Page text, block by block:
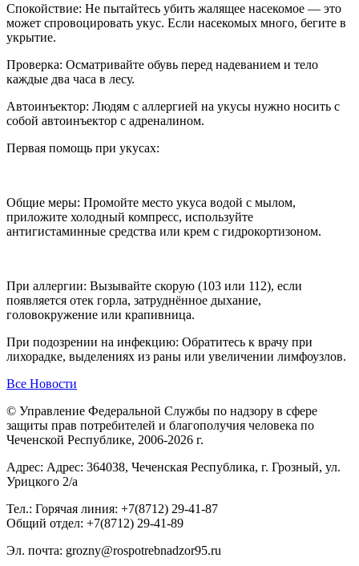
Спокойствие: Не пытайтесь убить жалящее насекомое — это
может спровоцировать укус. Если насекомых много, бегите в
укрытие.
Проверка: Осматривайте обувь перед надеванием и тело
каждые два часа в лесу.
Автоинъектор: Людям с аллергией на укусы нужно носить с
собой автоинъектор с адреналином.
Первая помощь при укусах:
Общие меры: Промойте место укуса водой с мылом,
приложите холодный компресс, используйте
антигистаминные средства или крем с гидрокортизоном.
При аллергии: Вызывайте скорую (103 или 112), если
появляется отек горла, затруднённое дыхание,
головокружение или крапивница.
При подозрении на инфекцию: Обратитесь к врачу при
лихорадке, выделениях из раны или увеличении лимфоузлов.
Все Новости
© Управление Федеральной Службы по надзору в сфере
защиты прав потребителей и благополучия человека по
Чеченской Республике, 2006-2026 г.
Адрес: Адрес: 364038, Чеченская Республика, г. Грозный, ул.
Урицкого 2/а
Тел.: Горячая линия: +7(8712) 29-41-87
Общий отдел: +7(8712) 29-41-89
Эл. почта: grozny@rospotrebnadzor95.ru